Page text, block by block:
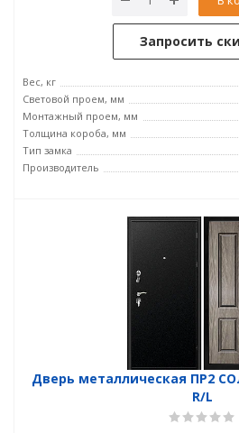
Запросить
Вес, кг
Световой проем, мм
Монтажный проем, мм
Толщина короба, мм
Тип замка
Производитель
Дверь металлическая ПР2
R/L